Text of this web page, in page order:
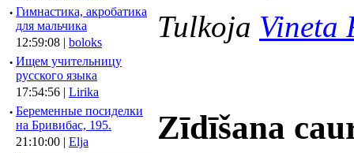
· Гимнастика, акробатика
для мальчика
12:59:08 | boloks
· Ищем учительницу
русского языка
17:54:56 | Lirika
· Беременные посиделки
на Бривибас, 195.
21:10:00 | Elja
Tulkoja Vineta
Zīdīšana